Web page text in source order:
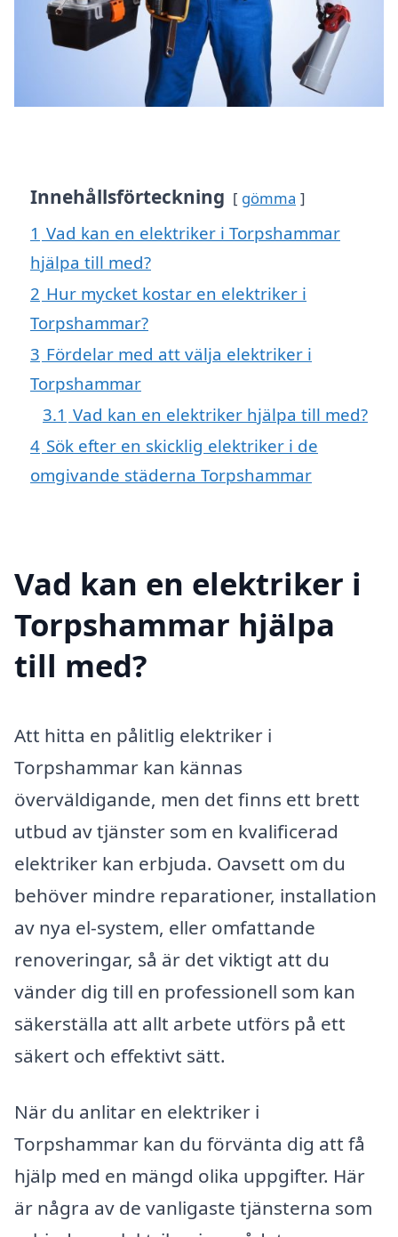
Innehållsförteckning gömma
1 Vad kan en elektriker i Torpshammar
hjälpa till med?
2 Hur mycket kostar en elektriker i
Torpshammar?
3 Fördelar med att välja elektriker i
Torpshammar
3.1 Vad kan en elektriker hjälpa till med?
4 Sök efter en skicklig elektriker i de
omgivande städerna Torpshammar
Vad kan en elektriker i
Torpshammar hjälpa
till med?
Att hitta en pålitlig elektriker i
Torpshammar kan kännas
överväldigande, men det finns ett brett
utbud av tjänster som en kvalificerad
elektriker kan erbjuda. Oavsett om du
behöver mindre reparationer, installation
av nya el-system, eller omfattande
renoveringar, så är det viktigt att du
vänder dig till en professionell som kan
säkerställa att allt arbete utförs på ett
säkert och effektivt sätt.
När du anlitar en elektriker i
Torpshammar kan du förvänta dig att få
hjälp med en mängd olika uppgifter. Här
är några av de vanligaste tjänsterna som